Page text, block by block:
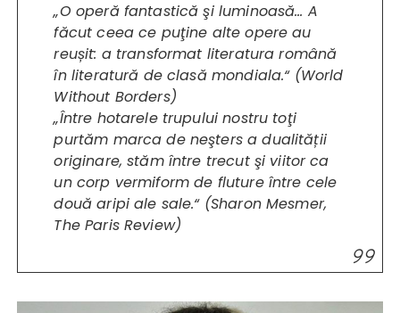
„O operă fantastică şi luminoasă… A
făcut ceea ce puţine alte opere au
reușit: a transformat literatura română
în literatură de clasă mondiala.“ (World
Without Borders)
„Între hotarele trupului nostru toţi
purtăm marca de neşters a dualității
originare, stăm între trecut şi viitor ca
un corp vermiform de fluture între cele
două aripi ale sale.“ (Sharon Mesmer,
The Paris Review)